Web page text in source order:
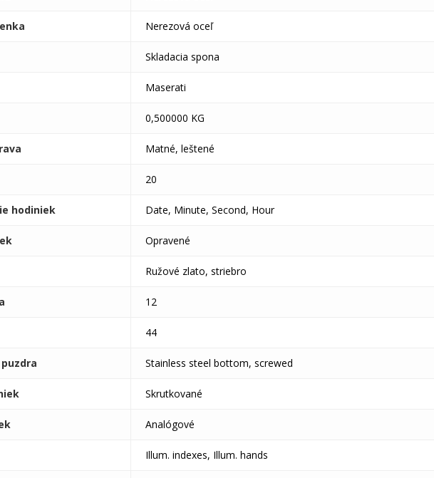
Nerezová oceľ
Skladacia spona
Maserati
0,500000 KG
Matné, leštené
20
hodiniek Date, Minute, Second, Hour
Opravené
Ružové zlato, striebro
12
44
Stainless steel bottom, screwed
Skrutkované
Analógové
Illum. indexes, Illum. hands